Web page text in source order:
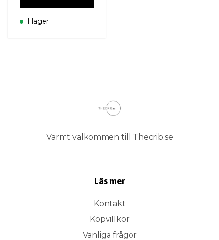
I lager
Varmt välkommen till Thecrib.se
Läs mer
Kontakt
Köpvillkor
Vanliga frågor